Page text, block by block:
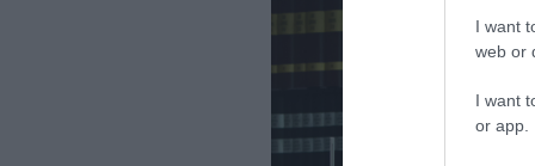
I want
web or
I want
or app.